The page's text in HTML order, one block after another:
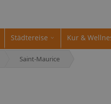
Städtereise Kur &
Saint-Maurice